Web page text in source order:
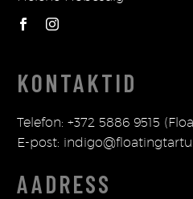
KONTAKTID
Telefon: +372 5886 9515
E-post:
AADRESS